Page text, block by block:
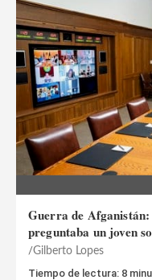
Guerra de Afganistán:
preguntaba un joven
Gilberto Lopes
Tiempo de lectura: 8